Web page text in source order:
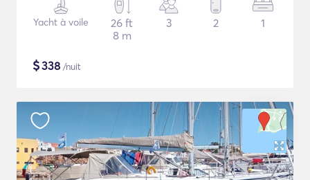
Yacht à voile
26 ft
8 m
3 2 1
$338 /nuit